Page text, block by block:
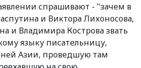
спрашивают - "зачем в
и Виктора Лихоносова,
и Владимира Кострова звать
языку писательницу,
Азии, проведшую там